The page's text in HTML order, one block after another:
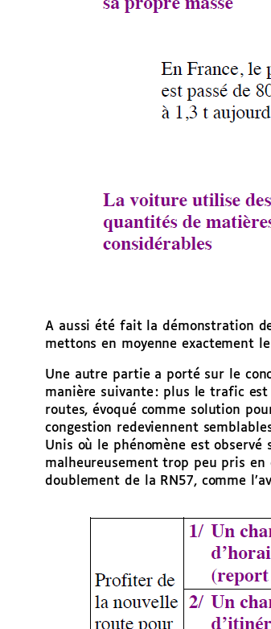
A aussi été fait la démonstration
mettons en moyenne exactement
Une autre partie a porté sur le
manière suivante : plus le trafic
routes, évoqué comme solution
congestion redeviennent
Unis où le phénomène est
malheureusement trop peu pris en
doublement de la RN57, comme